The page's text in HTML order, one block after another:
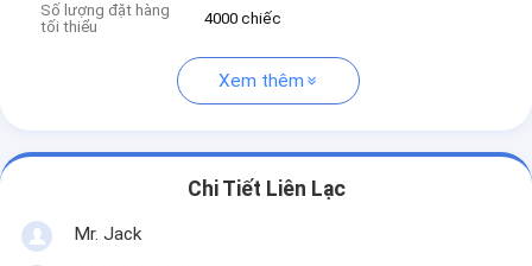
Số lượng đặt hàng
tối thiểu
4000 chiếc
Xem thêm
Chi Tiết Liên Lạc
Mr. Jack